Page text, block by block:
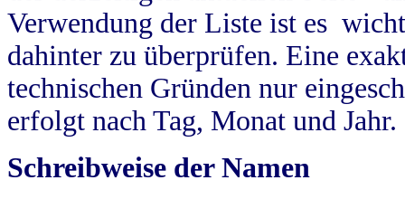
Verwendung der Liste ist es
dahinter zu überprüfen. Eine
technischen Gründen nur
erfolgt nach Tag, Monat und Jahr.
Schreibweise der Namen